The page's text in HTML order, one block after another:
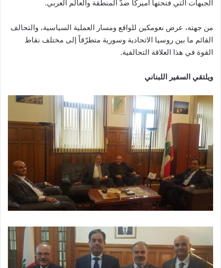
الجبهات التي فتحتها أميركا ضدّ المنطقة والعالم العربي.
من جهته، عرض نعومكين للواقع ومسار العملية السياسية، والتحالف
القائم ما بين روسيا الاتحادية وسورية متطرّقاً إلى مختلف نقاط
القوة في هذا العلاقة التحالفية.
ويلتقي السفير اللبناني